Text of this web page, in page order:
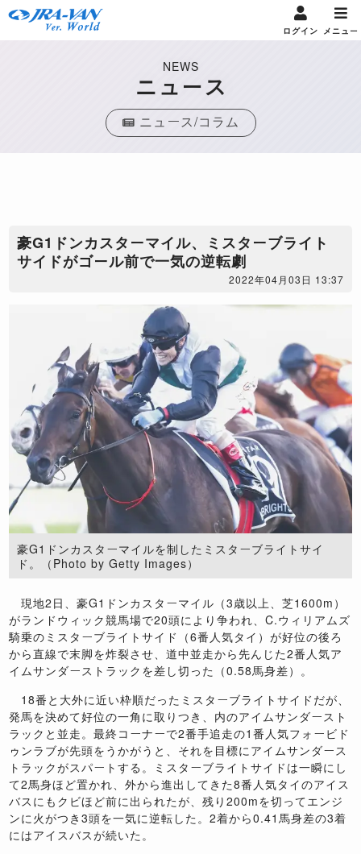
ログイン メニュー
NEWS
ニュース
ニュース/コラム
豪G1ドンカスターマイル、ミスターブライト
サイドがゴール前で一気の逆転劇
2022年04月03日 13:37
豪G1ドンカスターマイルを制したミスターブライトサイ
ド。（Photo by Getty Images）
現地2日、豪G1ドンカスターマイル（3歳以上、芝1600m）
がランドウィック競馬場で20頭により争われ、C.ウィリアムズ
騎乗のミスターブライトサイド（6番人気タイ）が好位の後ろ
から直線で末脚を炸裂させ、道中並走から先んじた2番人気ア
イムサンダーストラックを差し切った（0.58馬身差）。
18番と大外に近い枠順だったミスターブライトサイドだが、
発馬を決めて好位の一角に取りつき、内のアイムサンダースト
ラックと並走。最終コーナーで2番手追走の1番人気フォービド
ゥンラブが先頭をうかがうと、それを目標にアイムサンダース
トラックがスパートする。ミスターブライトサイドは一瞬にし
て2馬身ほど置かれ、外から進出してきた8番人気タイのアイス
バスにもクビほど前に出られたが、残り200mを切ってエンジ
ンに火がつき3頭を一気に逆転した。2着から0.41馬身差の3着
にはアイスバスが続いた。